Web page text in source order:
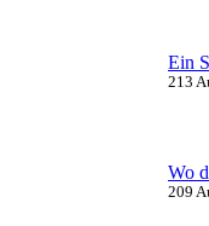
Ein
213
Wo
209